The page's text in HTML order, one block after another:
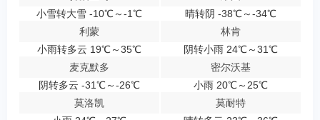
小雪转大雪 -10℃～-1℃
晴转阴 -38℃～-34℃
利蒙
小雨转多云 19℃～35℃
林肯
阴转小雨 24℃～31℃
麦克默多
阴转多云 -31℃～-26℃
密尔沃基
小雨 20℃～25℃
莫洛凯
莫耐特